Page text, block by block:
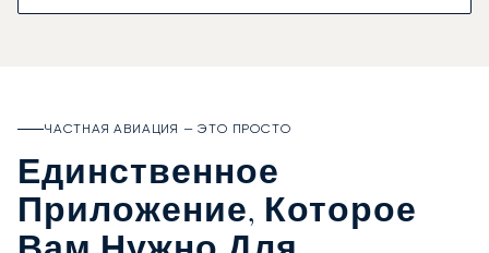
ЧАСТНАЯ АВИАЦИЯ — ЭТО ПРОСТО
Единственное
Приложение, Которое